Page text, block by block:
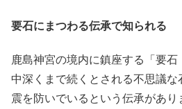
要石にまつわる伝承で知られる
鹿島神宮の境内に鎮座する「要
中深くまで続くとされる不思議
震を防いでいるという伝承があ